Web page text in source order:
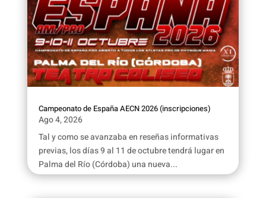
Campeonato de España AECN 2026 (inscripciones)
Ago 4, 2026
Tal y como se avanzaba en reseñas informativas
previas, los días 9 al 11 de octubre tendrá lugar en
Palma del Río (Córdoba) una nueva...